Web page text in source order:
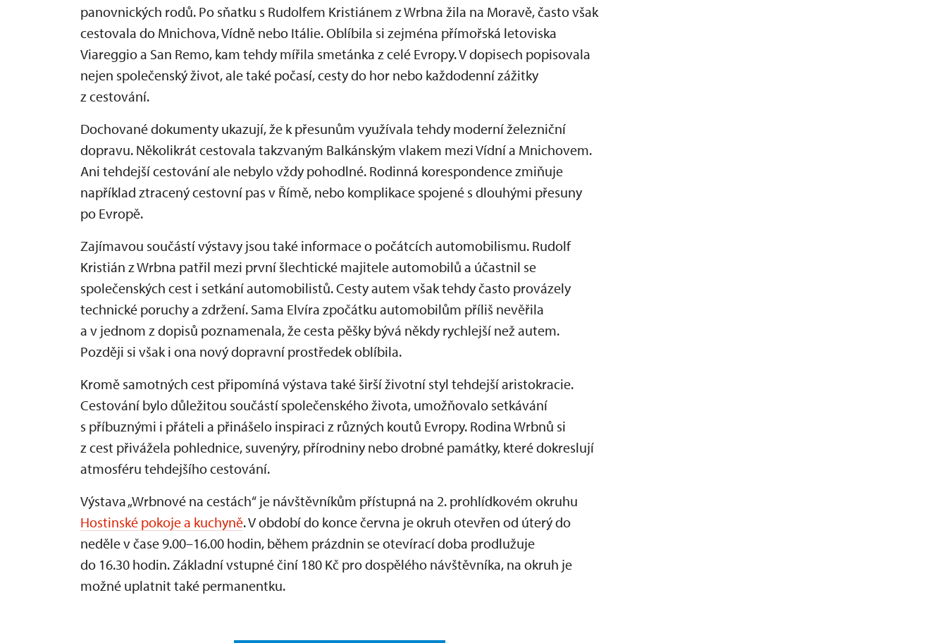
panovnických rodů. Po sňatku s Rudolfem Kristiánem z Wrbna žila na Moravě, často však
cestovala do Mnichova, Vídně nebo Itálie. Oblíbila si zejména přímořská letoviska
Viareggio a San Remo, kam tehdy mířila smetánka z celé Evropy. V dopisech popisovala
nejen společenský život, ale také počasí, cesty do hor nebo každodenní zážitky
z cestování.
Dochované dokumenty ukazují, že k přesunům využívala tehdy moderní železniční
dopravu. Několikrát cestovala takzvaným Balkánským vlakem mezi Vídní a Mnichovem.
Ani tehdejší cestování ale nebylo vždy pohodlné. Rodinná korespondence zmiňuje
například ztracený cestovní pas v Římě, nebo komplikace spojené s dlouhými přesuny
po Evropě.
Zajímavou součástí výstavy jsou také informace o počátcích automobilismu. Rudolf
Kristián z Wrbna patřil mezi první šlechtické majitele automobilů a účastnil se
společenských cest i setkání automobilistů. Cesty autem však tehdy často provázely
technické poruchy a zdržení. Sama Elvíra zpočátku automobilům příliš nevěřila
a v jednom z dopisů poznamenala, že cesta pěšky bývá někdy rychlejší než autem.
Později si však i ona nový dopravní prostředek oblíbila.
Kromě samotných cest připomíná výstava také širší životní styl tehdejší aristokracie.
Cestování bylo důležitou součástí společenského života, umožňovalo setkávání
s příbuznými i přáteli a přinášelo inspiraci z různých koutů Evropy. Rodina Wrbnů si
z cest přivážela pohlednice, suvenýry, přírodniny nebo drobné památky, které dokreslují
atmosféru tehdejšího cestování.
Výstava „Wrbnové na cestách“ je návštěvníkům přístupná na 2. prohlídkovém okruhu
Hostinské pokoje a kuchyně. V období do konce června je okruh otevřen od úterý do
neděle v čase 9.00–16.00 hodin, během prázdnin se otevírací doba prodlužuje
do 16.30 hodin. Základní vstupné činí 180 Kč pro dospělého návštěvníka, na okruh je
možné uplatnit také permanentku.